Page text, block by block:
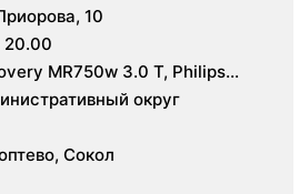
10
20.00
MR750w 3.0 T, Philips
HDx 0.35T, КТ Philips
GE LightSpeed 64 среза,
16 срезов
округ
Сокол